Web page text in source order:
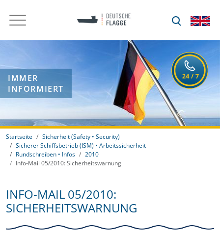
IMMER
INFORMIERT
Startseite
Sicherheit (Safety • Security)
Sicherer Schiffsbetrieb (ISM) • Arbeitssicherheit
Rundschreiben • Infos
2010
Info-Mail 05/2010: Sicherheitswarnung
INFO-MAIL 05/2010:
SICHERHEITSWARNUNG